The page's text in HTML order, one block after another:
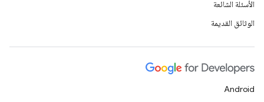
الأسئلة الشائعة
الوثائق القديمة
Android